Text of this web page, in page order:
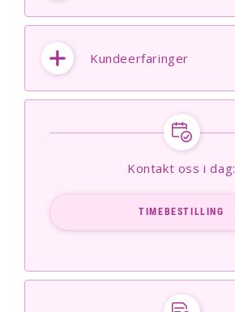
Kundeerfaringer
Kontakt oss i dag:
TIMEBESTILLING